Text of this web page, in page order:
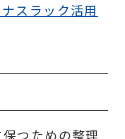
スラック活用
つための整理